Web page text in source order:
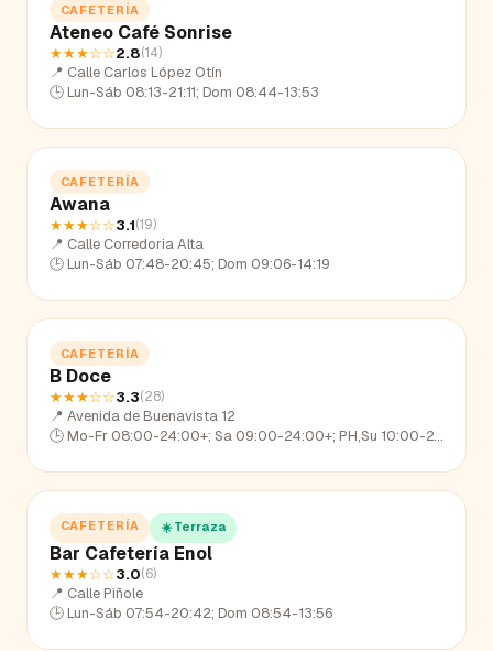
CAFETERÍA
Ateneo Café Sonrise
★★★☆☆2.8(14)
📍 Calle Carlos López Otín
🕒 Lun-Sáb 08:13-21:11; Dom 08:44-13:53
CAFETERÍA
Awana
★★★☆☆3.1(19)
📍 Calle Corredoria Alta
🕒 Lun-Sáb 07:48-20:45; Dom 09:06-14:19
CAFETERÍA
B Doce
★★★☆☆3.3(28)
📍 Avenida de Buenavista 12
🕒 Mo-Fr 08:00-24:00+; Sa 09:00-24:00+; PH,Su 10:00-24:00+
CAFETERÍA ☀️ Terraza
Bar Cafetería Enol
★★★☆☆3.0(6)
📍 Calle Piñole
🕒 Lun-Sáb 07:54-20:42; Dom 08:54-13:56